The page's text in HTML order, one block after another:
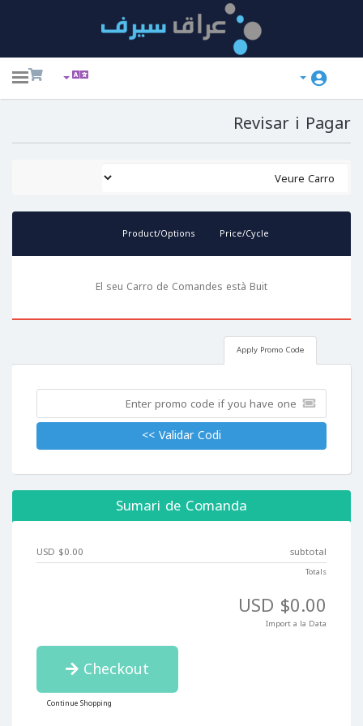
Revisar i Pagar
Product/Options Price/Cycle
El seu Carro de Comandes està Buit
Apply Promo Code
Validar Codi >>
Sumari de Comanda
subtotal
$0.00 USD
Totals
$0.00 USD
Import a la Data
Checkout
Continue Shopping